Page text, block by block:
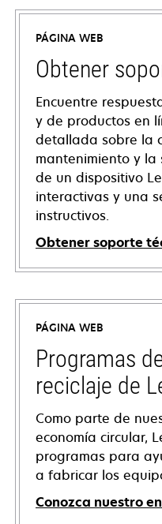
PÁGINA WEB
Obtener
Encuentre
y de productos en
detallada sobre la
mantenimiento y la
de un dispositivo
interactivas y una
instructivos.
Obtener soporte
opens
in
new
tab
PÁGINA WEB
Programas
reciclaje de
Como parte de
economía circular,
programas para
a fabricar los
Conozca nuestro